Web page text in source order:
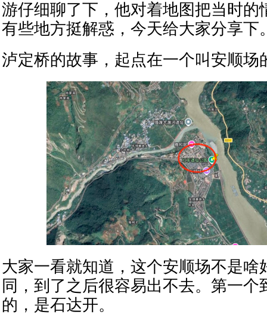
游仔细聊了下，他对着地图把当时的
有些地方挺解惑，今天给大家分享下
泸定桥的故事，起点在一个叫安顺场
大家一看就知道，这个安顺场不是啥
同，到了之后很容易出不去。第一个
的，是石达开。